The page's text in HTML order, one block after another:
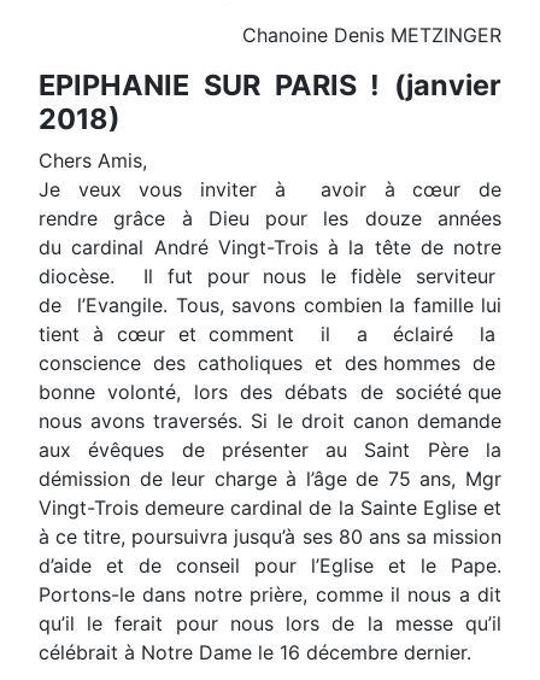
Chanoine Denis METZINGER
EPIPHANIE SUR PARIS ! (janvier
2018)
Chers Amis,
Je veux vous inviter à avoir à cœur de
rendre grâce à Dieu pour les douze années
du cardinal André Vingt-Trois à la tête de notre
diocèse. Il fut pour nous le fidèle serviteur
de l’Evangile. Tous, savons combien la famille lui
tient à cœur et comment il a éclairé la
conscience des catholiques et des hommes de
bonne volonté, lors des débats de société que
nous avons traversés. Si le droit canon demande
aux évêques de présenter au Saint Père la
démission de leur charge à l’âge de 75 ans, Mgr
Vingt-Trois demeure cardinal de la Sainte Eglise et
à ce titre, poursuivra jusqu’à ses 80 ans sa mission
d’aide et de conseil pour l’Eglise et le Pape.
Portons-le dans notre prière, comme il nous a dit
qu’il le ferait pour nous lors de la messe qu’il
célébrait à Notre Dame le 16 décembre dernier.